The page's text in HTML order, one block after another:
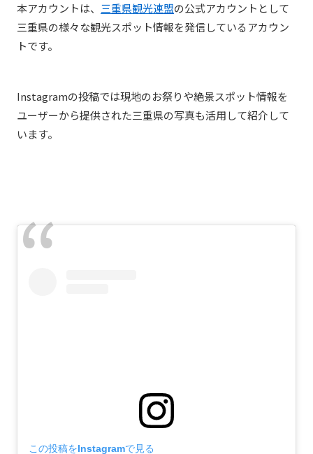
本アカウントは、 三重県観光連盟の公式アカウントとして
三重県の様々な観光スポット情報を発信しているアカウン
トです。
Instagramの投稿では現地のお祭りや絶景スポット情報を
ユーザーから提供された三重県の写真も活用して紹介して
います。
この投稿をInstagramで見る